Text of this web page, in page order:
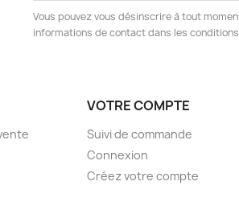
Vous pouvez vous désinscrire à tout
informations de contact dans les
VOTRE COMPTE
Suivi de commande
Connexion
Créez votre compte